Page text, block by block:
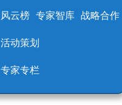
风云榜 专家智库 战略合作
活动策划
专家专栏